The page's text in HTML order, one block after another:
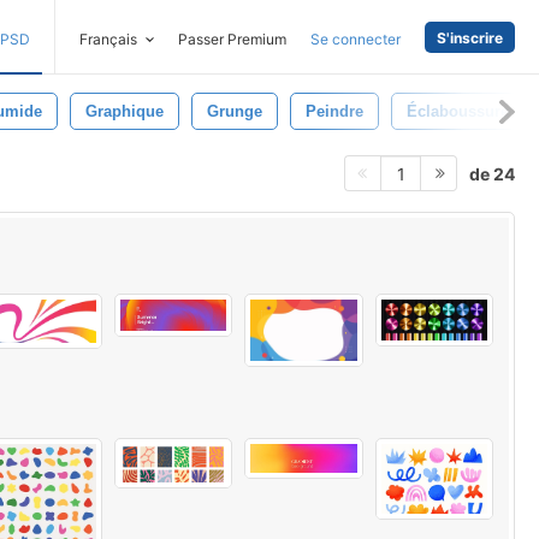
PSD Français Passer Premium Se connecter S'inscrire
Graphique Grunge Peindre Éclaboussure
1 de 24